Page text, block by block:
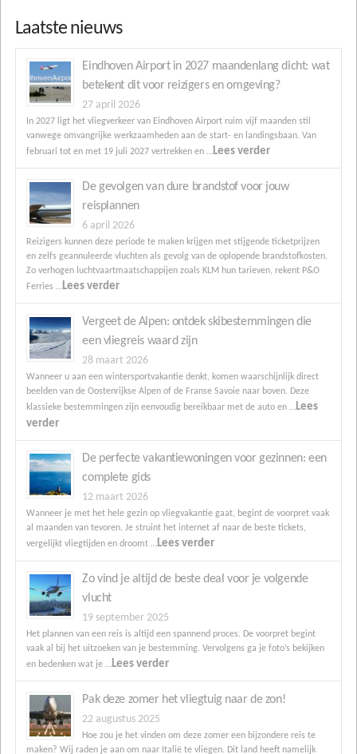
Laatste nieuws
Eindhoven Airport in 2027 maandenlang dicht: wat
betekent dit voor reizigers en omgeving?
27 april 2026
In 2027 ligt het vliegverkeer van Eindhoven Airport ruim vijf maanden stil
vanwege omvangrijke werkzaamheden aan de start- en landingsbaan. Van
februari tot en met 19 juli 2027 vertrekken en …Lees verder
De gevolgen van dure brandstof voor jouw
reisplannen
6 april 2026
Reizigers kunnen deze periode te maken krijgen met stijgende ticketprijzen
en zelfs geannuleerde vluchten als gevolg van de oplopende brandstofkosten.
Zo verhogen luchtvaartmaatschappijen zoals KLM hun tarieven, rekent P&O
Ferries …Lees verder
Vergeet de Alpen: ontdek skibestemmingen die
een vliegreis waard zijn
28 maart 2026
Wanneer u aan een wintersportvakantie denkt, komen waarschijnlijk direct
beelden van de Oostenrijkse Alpen of de Franse Savoie naar boven. Deze
klassieke bestemmingen zijn eenvoudig bereikbaar met de auto en …Lees
verder
De perfecte vakantiewoningen voor gezinnen: een
complete gids
12 maart 2026
Wanneer je met het hele gezin op vliegvakantie gaat, begint de voorpret vaak
al maanden van tevoren. Je struint het internet af naar de beste tickets,
vergelijkt vliegtijden en droomt …Lees verder
Zo vind je altijd de beste deal voor je volgende
vlucht
19 september 2025
Het plannen van een reis is altijd een spannend proces. De voorpret begint
vaak al bij het uitzoeken van je bestemming. Vervolgens ga je foto’s bekijken
en bedenken wat je …Lees verder
Pak deze zomer het vliegtuig naar de zon!
22 augustus 2025
Hoe zou je het vinden om deze zomer een bijzondere reis te
maken? Wij raden je aan om naar Italië te vliegen. Dit land heeft namelijk